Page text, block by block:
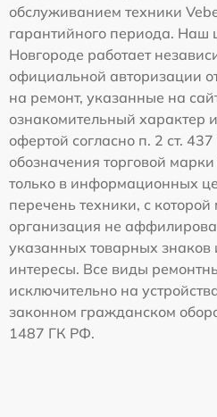
обслуживанием техники
гарантийного периода. Наш
Новгороде работает
официальной авторизации
на ремонт, указанные на
ознакомительный характер
офертой согласно п. 2 ст.
обозначения торговой
только в информационных
перечень техники, с
организация не
указанных товарных знаков
интересы. Все виды
исключительно на
законном гражданском
1487 ГК РФ.